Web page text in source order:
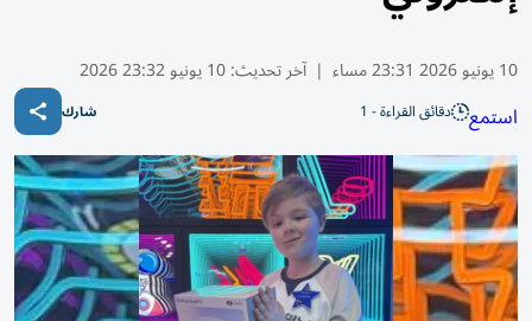
10 يونيو 2026 23:31 مساء | آخر تحديث:10 يونيو 23:32 2026
استمع دقائق القراءة - 1 شارك